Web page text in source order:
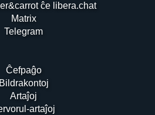
ĉe libera.chat
Matrix
Telegram
Ĉefpaĝo
Bildrakontoj
Artaĵoj
artaĵoj